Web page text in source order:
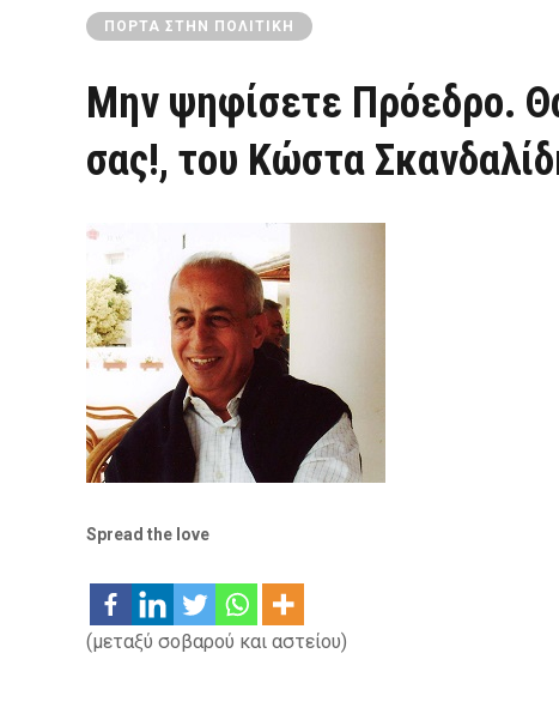
ΠΌΡΤΑ ΣΤΗΝ ΠΟΛΙΤΙΚΉ
Μην ψηφίσετε Πρόεδρο.
σας!, του Κώστα
Spread the love
(μεταξύ σοβαρού και αστείου)